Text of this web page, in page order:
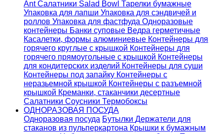
AntСалатники Salad Bowl Тарелки бумажные
Упаковка для лапши Упаковка для сэндвичей и
роллов Упаковка для фастфуда Одноразовые
контейнеры Банки суповые Ведра герметичные
Касалетки, формы алюминиевые Контейнеры для
горячего круглые с крышкой Контейнеры для
горячего прямоугольные с крышкой Контейнеры
для кондитерских изделий Контейнеры для суши
Контейнеры под запайку Контейнеры с
неразьемной крышкой Контейнеры с разъемной
крышкой Креманки, стаканчики десертные
Салатники Соусники Термобоксы
ОДНОРАЗОВАЯ ПОСУДА
Одноразовая посуда Бутылки Держатели для
стаканов из пульперкартона Крышки к бумажным